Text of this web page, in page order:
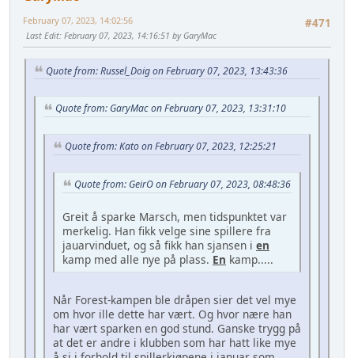
#471
February 07, 2023, 14:02:56
Last Edit: February 07, 2023, 14:16:51 by GaryMac
Quote from: Russel_Doig on February 07, 2023, 13:43:36
Quote from: GaryMac on February 07, 2023, 13:31:10
Quote from: Kato on February 07, 2023, 12:25:21
Quote from: GeirO on February 07, 2023, 08:48:36
Greit å sparke Marsch, men tidspunktet var
merkelig. Han fikk velge sine spillere fra
jauarvinduet, og så fikk han sjansen i en
kamp med alle nye på plass. En kamp.....
Når Forest-kampen ble dråpen sier det vel mye
om hvor ille dette har vært. Og hvor nære han
har vært sparken en god stund. Ganske trygg på
at det er andre i klubben som har hatt like mye